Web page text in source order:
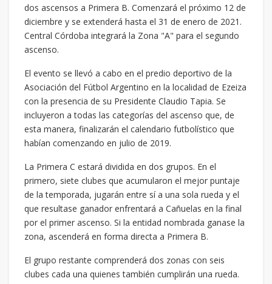
dos ascensos a Primera B. Comenzará el próximo 12 de
diciembre y se extenderá hasta el 31 de enero de 2021.
Central Córdoba integrará la Zona "A" para el segundo
ascenso.
El evento se llevó a cabo en el predio deportivo de la
Asociación del Fútbol Argentino en la localidad de Ezeiza
con la presencia de su Presidente Claudio Tapia. Se
incluyeron a todas las categorías del ascenso que, de
esta manera, finalizarán el calendario futbolístico que
habían comenzando en julio de 2019.
La Primera C estará dividida en dos grupos. En el
primero, siete clubes que acumularon el mejor puntaje
de la temporada, jugarán entre sí a una sola rueda y el
que resultase ganador enfrentará a Cañuelas en la final
por el primer ascenso. Si la entidad nombrada ganase la
zona, ascenderá en forma directa a Primera B.
El grupo restante comprenderá dos zonas con seis
clubes cada una quienes también cumplirán una rueda.